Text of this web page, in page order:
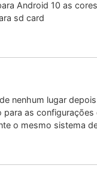
Android 10 as
sd card
nenhum lugar
as
o mesmo sistema